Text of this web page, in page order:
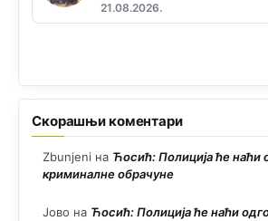
21.08.2026.
Скорашњи коментари
Zbunjeni на Ћосић: Полиција ће наћи
криминалне обрачуне
Јово на Ћосић: Полиција ће наћи